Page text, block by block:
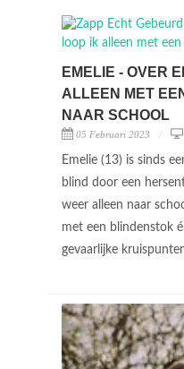
EMELIE - OVER
ALLEEN MET
NAAR SCHOOL
05 Februari 2023
Emelie (13) is sinds
blind door een
weer alleen naar
met een blindenstok
gevaarlijke